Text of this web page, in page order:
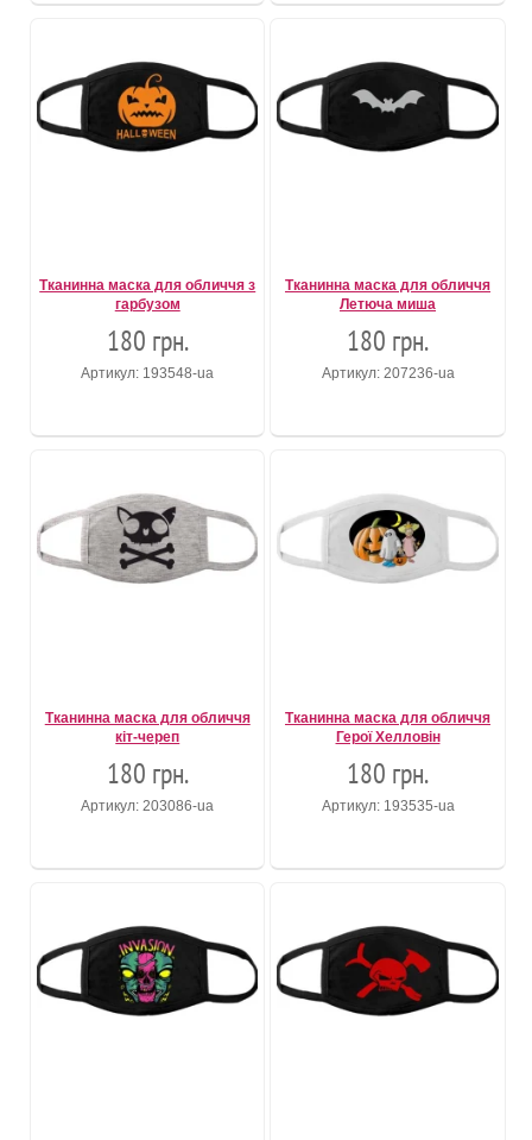
Тканинна маска для обличчя з
гарбузом
180 грн.
Артикул: 193548-ua
Тканинна маска для обличчя
Летюча миша
180 грн.
Артикул: 207236-ua
Тканинна маска для обличчя
кіт-череп
180 грн.
Артикул: 203086-ua
Тканинна маска для обличчя
Герої Хелловін
180 грн.
Артикул: 193535-ua